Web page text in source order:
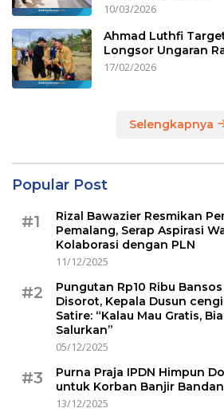
10/03/2026
Ahmad Luthfi
Longsor Ungaran
17/02/2026
Selengkapnya
Popular Post
#1
Rizal Bawazier Resmikan
Pemalang, Serap Aspirasi
Kolaborasi dengan PLN
11/12/2025
#2
Pungutan Rp10 Ribu
Disorot, Kepala Dusun
Satire: “Kalau Mau Gratis,
Salurkan”
05/12/2025
#3
Purna Praja IPDN Himpun
untuk Korban Banjir
13/12/2025